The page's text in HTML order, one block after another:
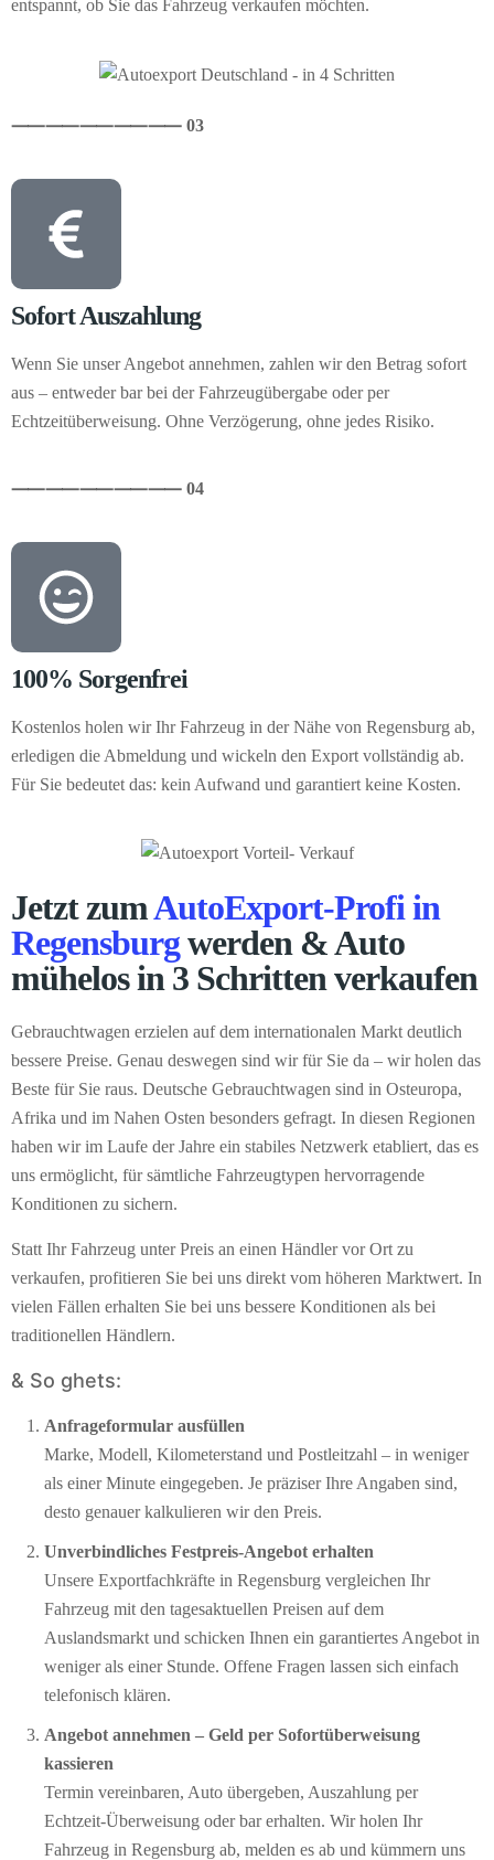
entspannt, ob Sie das Fahrzeug verkaufen möchten.
⸺⸺⸺⸺⸺ 03
Sofort Auszahlung
Wenn Sie unser Angebot annehmen, zahlen wir den Betrag sofort
aus – entweder bar bei der Fahrzeugübergabe oder per
Echtzeitüberweisung. Ohne Verzögerung, ohne jedes Risiko.
⸺⸺⸺⸺⸺ 04
100% Sorgenfrei
Kostenlos holen wir Ihr Fahrzeug in der Nähe von Regensburg ab,
erledigen die Abmeldung und wickeln den Export vollständig ab.
Für Sie bedeutet das: kein Aufwand und garantiert keine Kosten.
Jetzt zumAutoExport-Profi in
Regensburgwerden & Auto
mühelos in 3 Schritten verkaufen
Gebrauchtwagen erzielen auf dem internationalen Markt deutlich
bessere Preise. Genau deswegen sind wir für Sie da – wir holen das
Beste für Sie raus. Deutsche Gebrauchtwagen sind in Osteuropa,
Afrika und im Nahen Osten besonders gefragt. In diesen Regionen
haben wir im Laufe der Jahre ein stabiles Netzwerk etabliert, das es
uns ermöglicht, für sämtliche Fahrzeugtypen hervorragende
Konditionen zu sichern.
Statt Ihr Fahrzeug unter Preis an einen Händler vor Ort zu
verkaufen, profitieren Sie bei uns direkt vom höheren Marktwert. In
vielen Fällen erhalten Sie bei uns bessere Konditionen als bei
traditionellen Händlern.
& So ghets:
Anfrageformular ausfüllen
Marke, Modell, Kilometerstand und Postleitzahl – in weniger
als einer Minute eingegeben. Je präziser Ihre Angaben sind,
desto genauer kalkulieren wir den Preis.
Unverbindliches Festpreis-Angebot erhalten
Unsere Exportfachkräfte in Regensburg vergleichen Ihr
Fahrzeug mit den tagesaktuellen Preisen auf dem
Auslandsmarkt und schicken Ihnen ein garantiertes Angebot in
weniger als einer Stunde. Offene Fragen lassen sich einfach
telefonisch klären.
Angebot annehmen – Geld per Sofort­überweisung
kassieren
Termin vereinbaren, Auto übergeben, Auszahlung per
Echtzeit-Überweisung oder bar erhalten. Wir holen Ihr
Fahrzeug in Regensburg ab, melden es ab und kümmern uns